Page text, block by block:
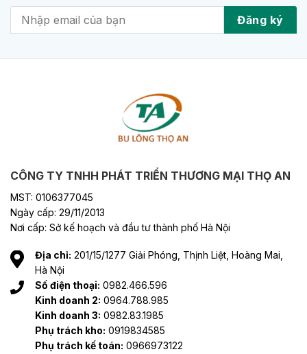
CÔNG TY TNHH PHÁT TRIỂN THƯƠNG MẠI THỌ AN
MST: 0106377045
Ngày cấp: 29/11/2013
Nơi cấp: Sở kế hoạch và đầu tư thành phố Hà Nội
Địa chỉ: 201/15/1277 Giải Phóng, Thịnh Liệt, Hoàng Mai,
Hà Nội
Số điện thoại: 0982.466.596
Kinh doanh 2: 0964.788.985
Kinh doanh 3: 0982.83.1985
Phụ trách kho: 0919834585
Phụ trách kế toán: 0966973122